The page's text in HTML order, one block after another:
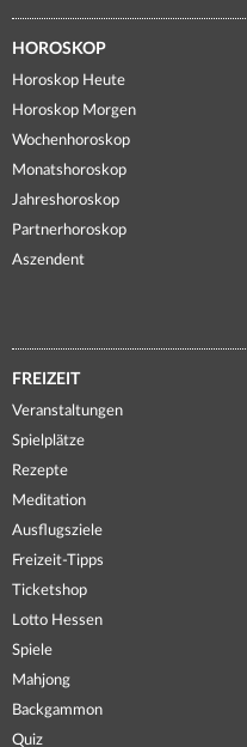
HOROSKOP
Horoskop Heute
Horoskop Morgen
Wochenhoroskop
Monatshoroskop
Jahreshoroskop
Partnerhoroskop
Aszendent
FREIZEIT
Veranstaltungen
Spielplätze
Rezepte
Meditation
Ausflugsziele
Freizeit-Tipps
Ticketshop
Lotto Hessen
Spiele
Mahjong
Backgammon
Quiz